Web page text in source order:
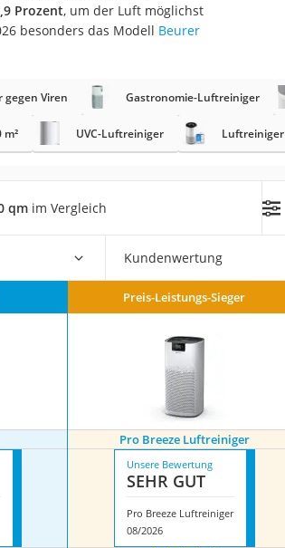
Schreibtisch
Prozent, um der Luft möglichst
besonders das Modell Beurer
Viren Gastronomie-Luftreiniger
UVC-Luftreiniger
qm im Vergleich
Kundenwertung
Preis-Leistungs-Sieger
Pro Breeze Luftreiniger
Unsere Bewertung
SEHR GUT
Pro Breeze Luftreiniger
08/2026